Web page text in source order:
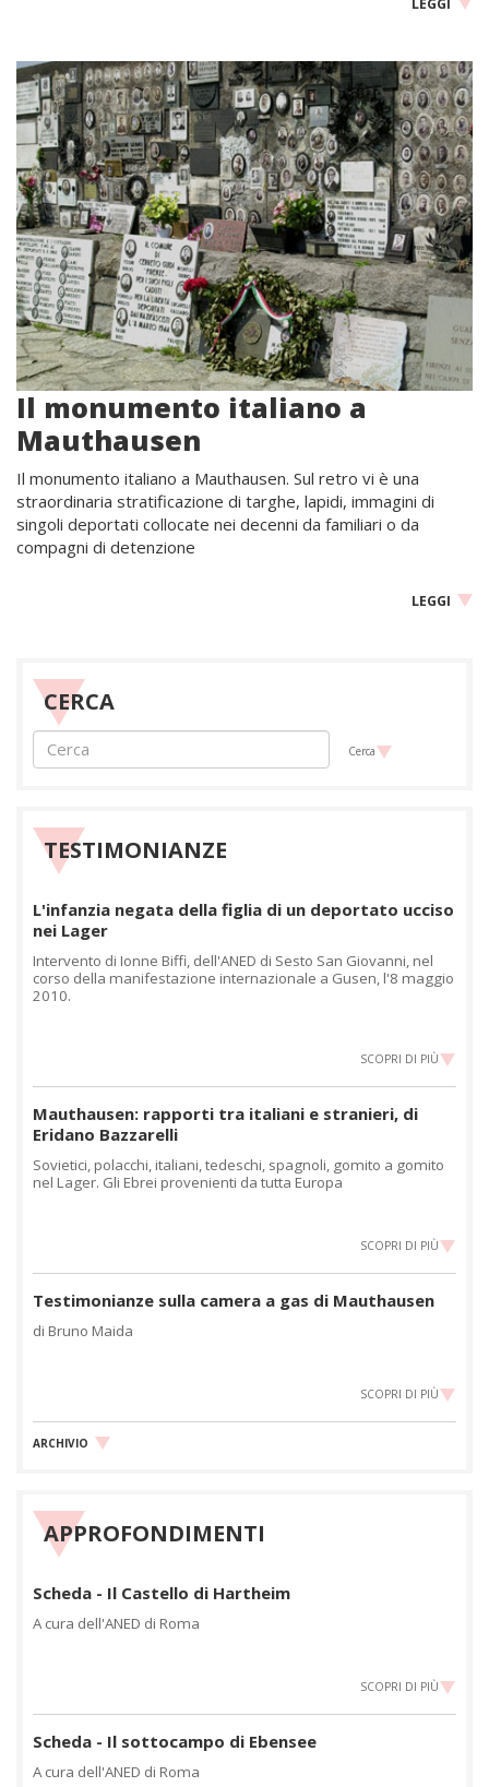
LEGGI
Il monumento italiano a
Mauthausen
Il monumento italiano a Mauthausen. Sul retro vi è una
straordinaria stratificazione di targhe, lapidi, immagini di
singoli deportati collocate nei decenni da familiari o da
compagni di detenzione
LEGGI
CERCA
Cerca
TESTIMONIANZE
L'infanzia negata della figlia di un deportato ucciso
nei Lager
Intervento di Ionne Biffi, dell'ANED di Sesto San Giovanni, nel
corso della manifestazione internazionale a Gusen, l'8 maggio
2010.
SCOPRI DI PIÙ
Mauthausen: rapporti tra italiani e stranieri, di
Eridano Bazzarelli
Sovietici, polacchi, italiani, tedeschi, spagnoli, gomito a gomito
nel Lager. Gli Ebrei provenienti da tutta Europa
SCOPRI DI PIÙ
Testimonianze sulla camera a gas di Mauthausen
di Bruno Maida
SCOPRI DI PIÙ
ARCHIVIO
APPROFONDIMENTI
Scheda - Il Castello di Hartheim
A cura dell'ANED di Roma
SCOPRI DI PIÙ
Scheda - Il sottocampo di Ebensee
A cura dell'ANED di Roma